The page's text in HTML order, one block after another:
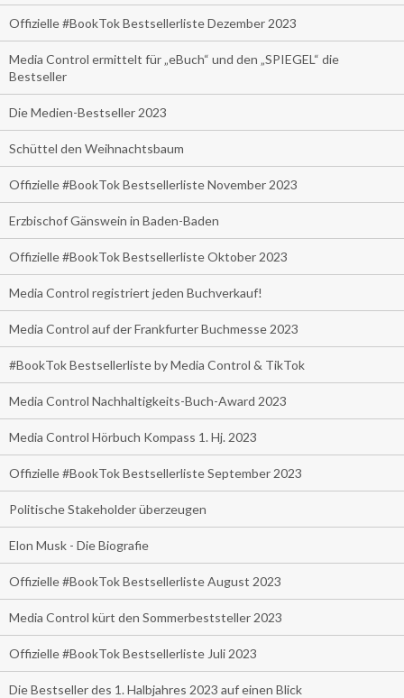
Offizielle #BookTok Bestsellerliste Dezember 2023
Media Control ermittelt für „eBuch“ und den „SPIEGEL“ die
Bestseller
Die Medien-Bestseller 2023
Schüttel den Weihnachtsbaum
Offizielle #BookTok Bestsellerliste November 2023
Erzbischof Gänswein in Baden-Baden
Offizielle #BookTok Bestsellerliste Oktober 2023
Media Control registriert jeden Buchverkauf!
Media Control auf der Frankfurter Buchmesse 2023
#BookTok Bestsellerliste by Media Control & TikTok
Media Control Nachhaltigkeits-Buch-Award 2023
Media Control Hörbuch Kompass 1. Hj. 2023
Offizielle #BookTok Bestsellerliste September 2023
Politische Stakeholder überzeugen
Elon Musk - Die Biografie
Offizielle #BookTok Bestsellerliste August 2023
Media Control kürt den Sommerbeststeller 2023
Offizielle #BookTok Bestsellerliste Juli 2023
Die Bestseller des 1. Halbjahres 2023 auf einen Blick